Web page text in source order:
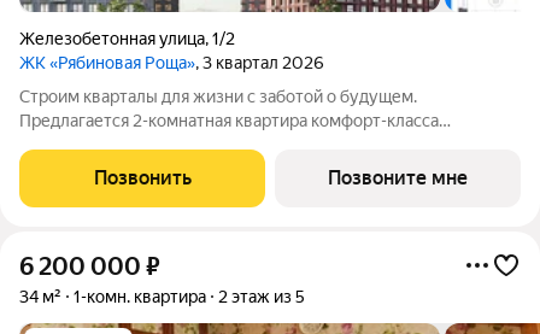
Железобетонная улица,1/2
ЖК «Рябиновая Роща», 3 квартал 2026
Строим кварталы для жизни с заботой о будущем.
Предлагается 2-комнатная квартира комфорт-класса
на 4-м этаже, в жилом комплексе "Рябиновая Роща".Квартиры
без отделки. Доступность опции
Позвонить Позвоните мне
6 200 000 ₽
34 м² 1-комн. квартира 2 этаж из 5